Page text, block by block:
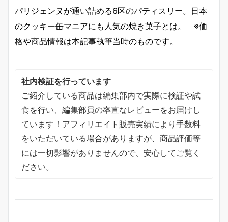
パリジェンヌが通い詰める6区のパティスリー。日本
のクッキー缶マニアにも人気の焼き菓子とは。 ※価
格や商品情報は本記事執筆当時のものです。
社内検証を行っています
ご紹介している商品は編集部内で実際に検証や試
食を行い、編集部員の率直なレビューをお届けし
ています！アフィリエイト販売実績により手数料
をいただいている場合がありますが、商品評価等
には一切影響がありませんので、安心してご覧く
ださい。